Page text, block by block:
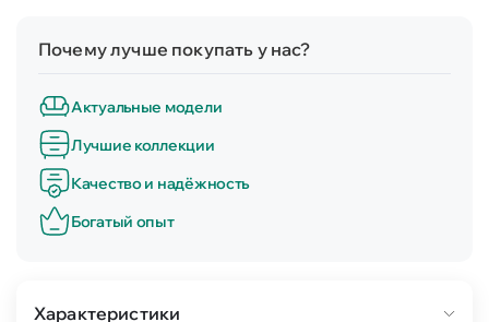
Почему лучше покупать у нас?
Актуальные модели
Лучшие коллекции
Качество и надёжность
Богатый опыт
Характеристики